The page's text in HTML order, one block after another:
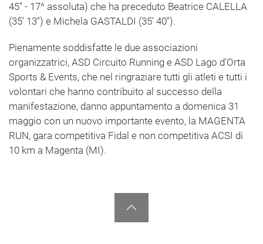
45'' - 17^ assoluta) che ha preceduto Beatrice CALELLA
(35' 13'') e Michela GASTALDI (35' 40'').
Pienamente soddisfatte le due associazioni
organizzatrici, ASD Circuito Running e ASD Lago d'Orta
Sports & Events, che nel ringraziare tutti gli atleti e tutti i
volontari che hanno contribuito al successo della
manifestazione, danno appuntamento a domenica 31
maggio con un nuovo importante evento, la MAGENTA
RUN, gara competitiva Fidal e non competitiva ACSI di
10 km a Magenta (MI).